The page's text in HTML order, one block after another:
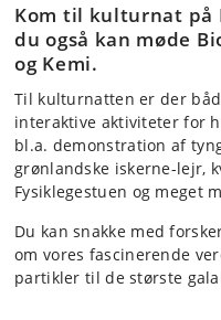
Kom til kulturnat
du også kan møde
og Kemi.
Til kulturnatten er der
interaktive aktiviteter for
bl.a. demonstration af
grønlandske iskerne-lejr,
Fysiklegestuen og meget
Du kan snakke med
om vores fascinerende
partikler til de største